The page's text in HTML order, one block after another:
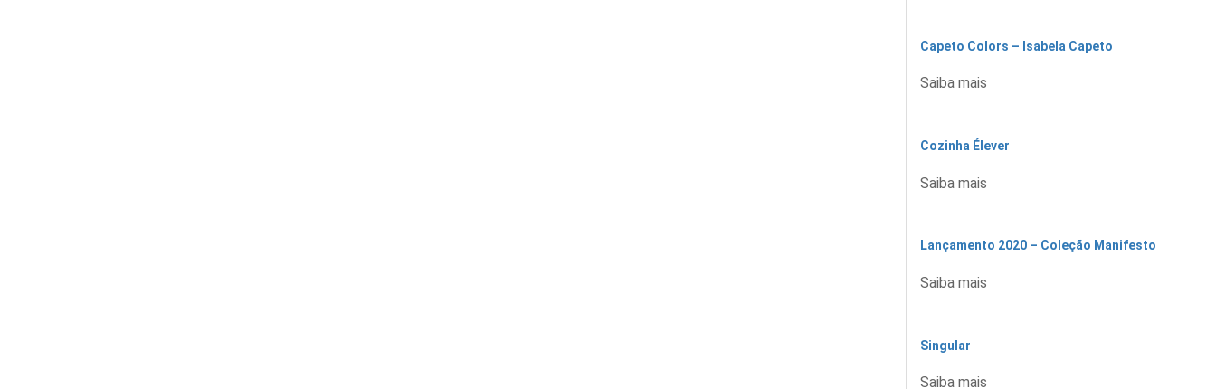
Capeto Colors – Isabela Capeto
Saiba mais
Cozinha Élever
Saiba mais
Lançamento 2020 – Coleção Manifesto
Saiba mais
Singular
Saiba mais